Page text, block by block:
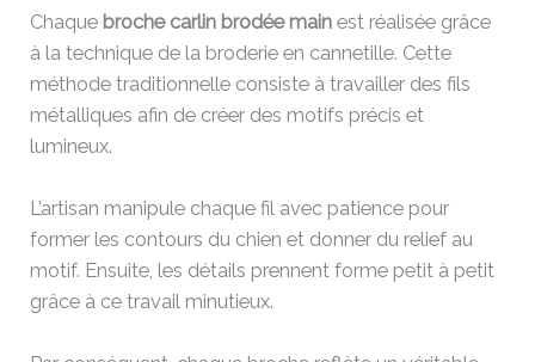
Chaque broche carlin brodée main est réalisée grâce
à la technique de la broderie en cannetille. Cette
méthode traditionnelle consiste à travailler des fils
métalliques afin de créer des motifs précis et
lumineux.
L’artisan manipule chaque fil avec patience pour
former les contours du chien et donner du relief au
motif. Ensuite, les détails prennent forme petit à petit
grâce à ce travail minutieux.